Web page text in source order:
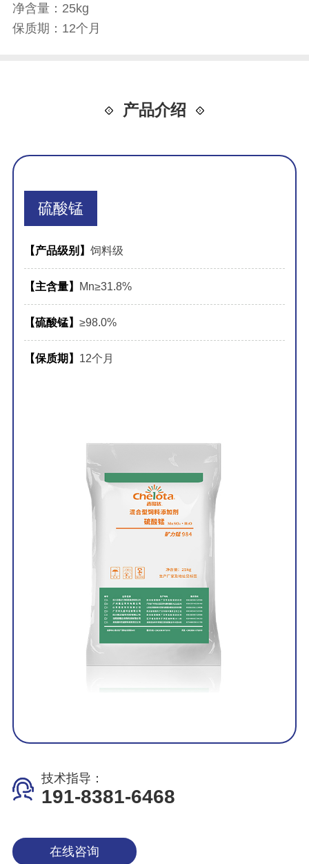
净含量：25kg
保质期：12个月
产品介绍
硫酸锰
【产品级别】 饲料级
【主含量】 Mn≥31.8%
【硫酸锰】 ≥98.0%
【保质期】 12个月
技术指导：
191-8381-6468
在线咨询